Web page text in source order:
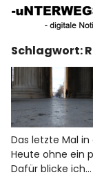
KUNST
Start
AKTUELLE
ÜBER
Schlagwort:
Das letzte Mal
Heute ohne ein
Dafür blicke ich…